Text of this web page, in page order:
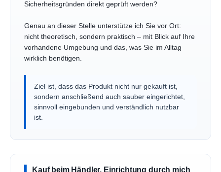
Sicherheitsgründen direkt geprüft werden?
Genau an dieser Stelle unterstütze ich Sie vor Ort:
nicht theoretisch, sondern praktisch – mit Blick auf Ihre
vorhandene Umgebung und das, was Sie im Alltag
wirklich benötigen.
Ziel ist, dass das Produkt nicht nur gekauft ist,
sondern anschließend auch sauber eingerichtet,
sinnvoll eingebunden und verständlich nutzbar
ist.
Kauf beim Händler, Einrichtung durch mich